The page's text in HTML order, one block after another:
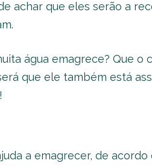
achar que eles serão a
água emagrece? Que o
que ele também está
a emagrecer, de acordo